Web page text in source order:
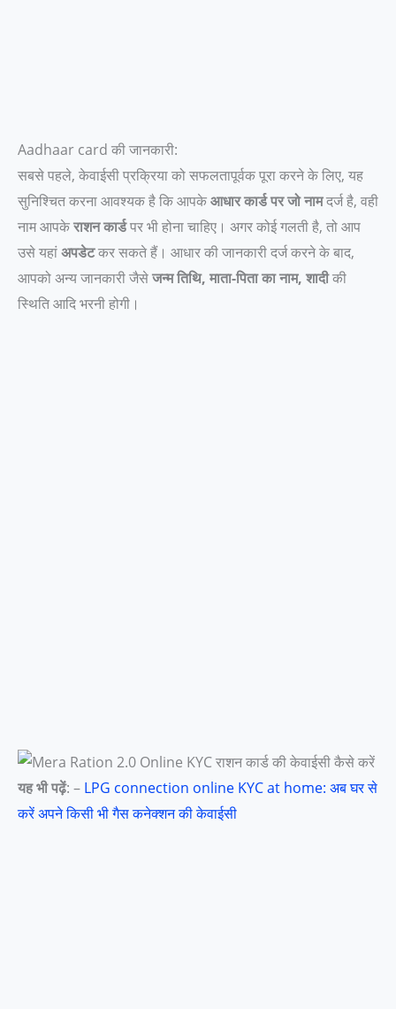
Aadhaar card की जानकारी:
सबसे पहले, केवाईसी प्रक्रिया को सफलतापूर्वक पूरा करने के लिए, यह
सुनिश्चित करना आवश्यक है कि आपकेआधार कार्ड पर जो नामदर्ज है, वही
नाम आपकेराशन कार्डपर भी होना चाहिए। अगर कोई गलती है, तो आप
उसे यहांअपडेटकर सकते हैं। आधार की जानकारी दर्ज करने के बाद,
आपको अन्य जानकारी जैसेजन्म तिथि, माता-पिता का नाम, शादीकी
स्थिति आदि भरनी होगी।
यह भी पढ़ें: – LPG connection online KYC at home: अब घर से
करें अपने किसी भी गैस कनेक्शन की केवाईसी